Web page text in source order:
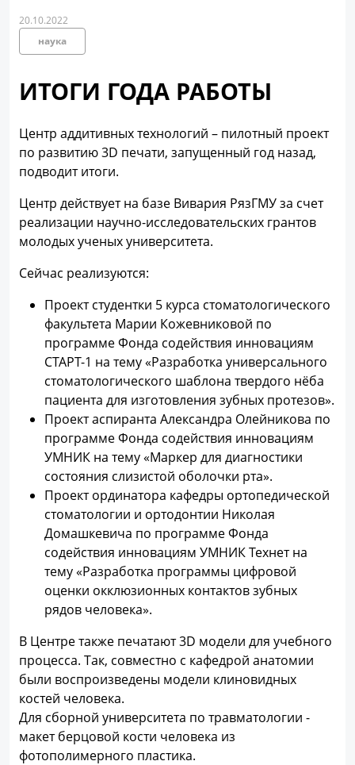
20.10.2022
наука
ИТОГИ ГОДА РАБОТЫ
Центр аддитивных технологий – пилотный проект
по развитию 3D печати, запущенный год назад,
подводит итоги.
Центр действует на базе Вивария РязГМУ за счет
реализации научно-исследовательских грантов
молодых ученых университета.
Сейчас реализуются:
Проект студентки 5 курса стоматологического
факультета Марии Кожевниковой по
программе Фонда содействия инновациям
СТАРТ-1 на тему «Разработка универсального
стоматологического шаблона твердого нёба
пациента для изготовления зубных протезов».
Проект аспиранта Александра Олейникова по
программе Фонда содействия инновациям
УМНИК на тему «Маркер для диагностики
состояния слизистой оболочки рта».
Проект ординатора кафедры ортопедической
стоматологии и ортодонтии Николая
Домашкевича по программе Фонда
содействия инновациям УМНИК Технет на
тему «Разработка программы цифровой
оценки окклюзионных контактов зубных
рядов человека».
В Центре также печатают 3D модели для учебного
процесса. Так, совместно с кафедрой анатомии
были воспроизведены модели клиновидных
костей человека.
Для сборной университета по травматологии -
макет берцовой кости человека из
фотополимерного пластика.